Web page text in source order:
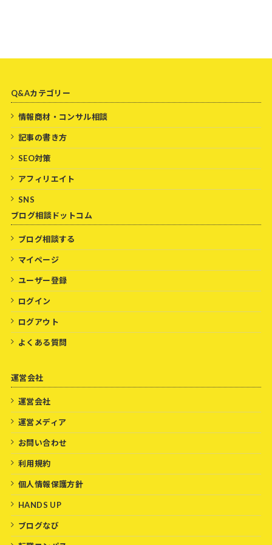
Q&Aカテゴリー
情報商材・コンサル相談
記事の書き方
SEO対策
アフィリエイト
SNS
ブログ相談ドットコム
ブログ相談する
マイページ
ユーザー登録
ログイン
ログアウト
よくある質問
運営会社
運営会社
運営メディア
お問い合わせ
利用規約
個人情報保護方針
HANDS UP
ブログなび